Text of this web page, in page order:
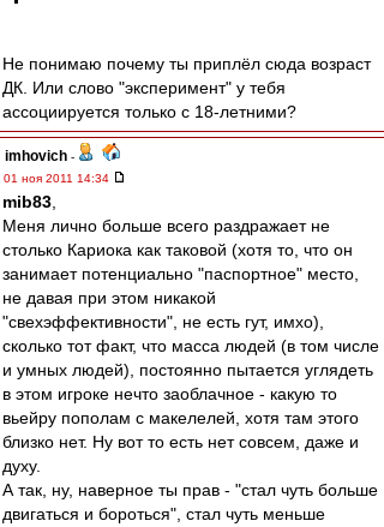
Не понимаю почему ты приплёл сюда возраст
ДК. Или слово "эксперимент" у тебя
ассоциируется только с 18-летними?
imhovich -
01 ноя 2011 14:34
mib83
Меня лично больше всего раздражает не
столько Кариока как таковой (хотя то, что он
занимает потенциально "паспортное" место,
не давая при этом никакой
"свехэффективности", не есть гут, имхо),
сколько тот факт, что масса людей (в том числе
и умных людей), постоянно пытается углядеть
в этом игроке нечто заоблачное - какую то
вьейру пополам с макелелей, хотя там этого
близко нет. Ну вот то есть нет совсем, даже и
духу.
А так, ну, наверное ты прав - "стал чуть больше
двигаться и бороться", стал чуть меньше